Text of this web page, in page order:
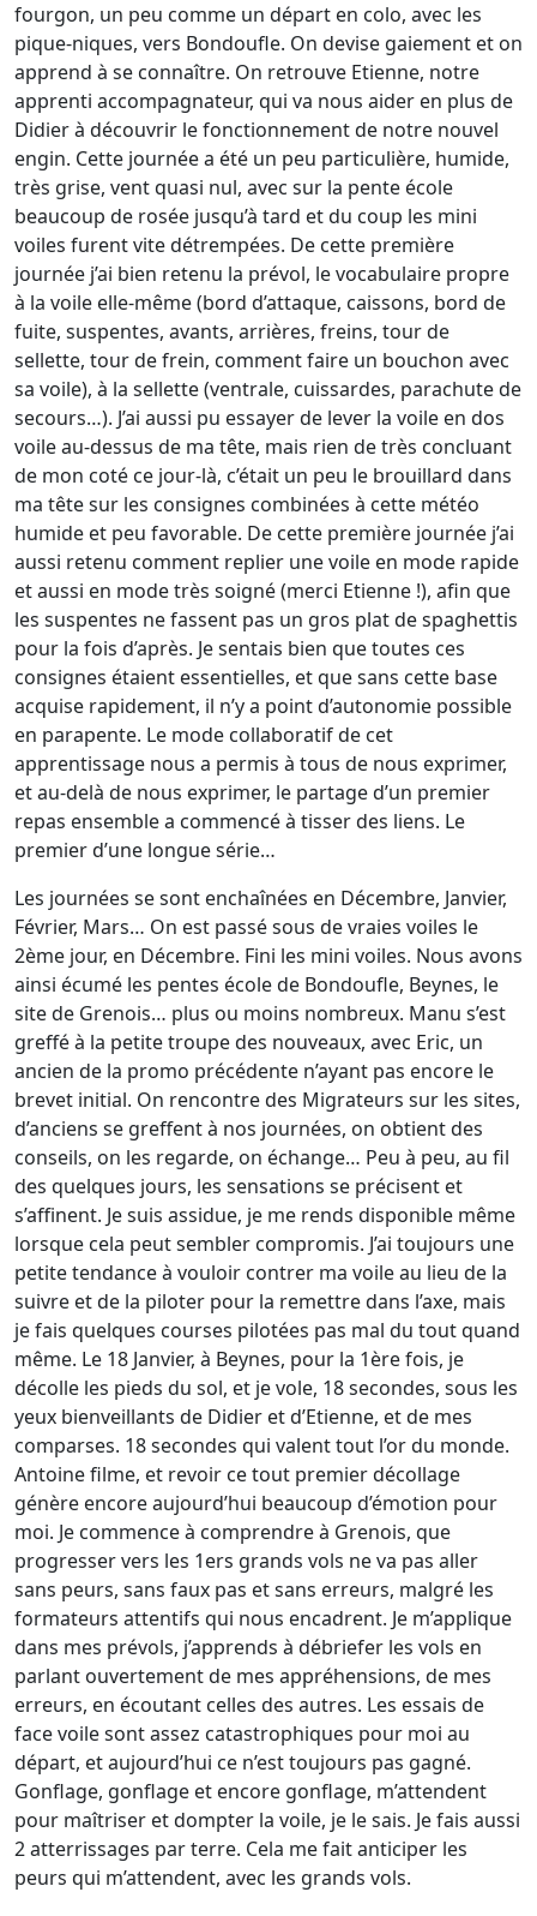
fourgon, un peu comme un départ en colo, avec les
pique-niques, vers Bondoufle. On devise gaiement et on
apprend à se connaître. On retrouve Etienne, notre
apprenti accompagnateur, qui va nous aider en plus de
Didier à découvrir le fonctionnement de notre nouvel
engin. Cette journée a été un peu particulière, humide,
très grise, vent quasi nul, avec sur la pente école
beaucoup de rosée jusqu’à tard et du coup les mini
voiles furent vite détrempées. De cette première
journée j’ai bien retenu la prévol, le vocabulaire propre
à la voile elle-même (bord d’attaque, caissons, bord de
fuite, suspentes, avants, arrières, freins, tour de
sellette, tour de frein, comment faire un bouchon avec
sa voile), à la sellette (ventrale, cuissardes, parachute de
secours…). J’ai aussi pu essayer de lever la voile en dos
voile au-dessus de ma tête, mais rien de très concluant
de mon coté ce jour-là, c’était un peu le brouillard dans
ma tête sur les consignes combinées à cette météo
humide et peu favorable. De cette première journée j’ai
aussi retenu comment replier une voile en mode rapide
et aussi en mode très soigné (merci Etienne !), afin que
les suspentes ne fassent pas un gros plat de spaghettis
pour la fois d’après. Je sentais bien que toutes ces
consignes étaient essentielles, et que sans cette base
acquise rapidement, il n’y a point d’autonomie possible
en parapente. Le mode collaboratif de cet
apprentissage nous a permis à tous de nous exprimer,
et au-delà de nous exprimer, le partage d’un premier
repas ensemble a commencé à tisser des liens. Le
premier d’une longue série…
Les journées se sont enchaînées en Décembre, Janvier,
Février, Mars… On est passé sous de vraies voiles le
2ème jour, en Décembre. Fini les mini voiles. Nous avons
ainsi écumé les pentes école de Bondoufle, Beynes, le
site de Grenois… plus ou moins nombreux. Manu s’est
greffé à la petite troupe des nouveaux, avec Eric, un
ancien de la promo précédente n’ayant pas encore le
brevet initial. On rencontre des Migrateurs sur les sites,
d’anciens se greffent à nos journées, on obtient des
conseils, on les regarde, on échange… Peu à peu, au fil
des quelques jours, les sensations se précisent et
s’affinent. Je suis assidue, je me rends disponible même
lorsque cela peut sembler compromis. J’ai toujours une
petite tendance à vouloir contrer ma voile au lieu de la
suivre et de la piloter pour la remettre dans l’axe, mais
je fais quelques courses pilotées pas mal du tout quand
même. Le 18 Janvier, à Beynes, pour la 1ère fois, je
décolle les pieds du sol, et je vole, 18 secondes, sous les
yeux bienveillants de Didier et d’Etienne, et de mes
comparses. 18 secondes qui valent tout l’or du monde.
Antoine filme, et revoir ce tout premier décollage
génère encore aujourd’hui beaucoup d’émotion pour
moi. Je commence à comprendre à Grenois, que
progresser vers les 1ers grands vols ne va pas aller
sans peurs, sans faux pas et sans erreurs, malgré les
formateurs attentifs qui nous encadrent. Je m’applique
dans mes prévols, j’apprends à débriefer les vols en
parlant ouvertement de mes appréhensions, de mes
erreurs, en écoutant celles des autres. Les essais de
face voile sont assez catastrophiques pour moi au
départ, et aujourd’hui ce n’est toujours pas gagné.
Gonflage, gonflage et encore gonflage, m’attendent
pour maîtriser et dompter la voile, je le sais. Je fais aussi
2 atterrissages par terre. Cela me fait anticiper les
peurs qui m’attendent, avec les grands vols.